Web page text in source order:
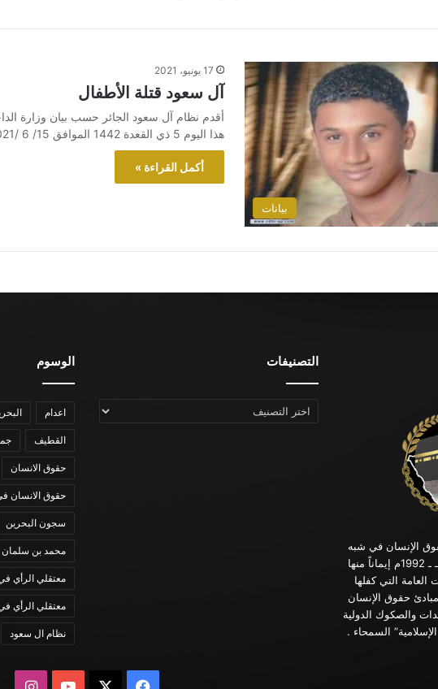
بيانات
17 يونيو، 2021
آل سعود قتلة الأطفال
أقدم نظام آل سعود الجائر حسب بيان وزارة
هذا اليوم 5 ذي القعدة 1442 الموافق 15/ 6 /2021…
أكمل القراءة »
الإنسان في شبه
الجزيرة العربية عام 1413 هـ ـ 1992م إيماناً منها
العامة التي كفلها
حقوق الإنسان
والصكوك الدولية
السمحاء .
التصنيفات
التصنيفات
الوسوم
اعدام
القطيف
حقوق الانسان
حقوق الانسان
سجون البحرين
محمد بن سلمان
معتقلي الرأي
معتقلي الرأي
نظام ال سعود
فيسبوك يوتيوب